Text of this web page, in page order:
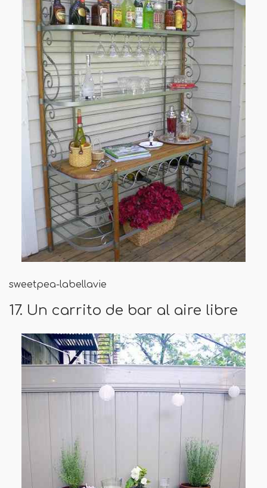
sweetpea-labellavie
17. Un carrito de bar al aire libre